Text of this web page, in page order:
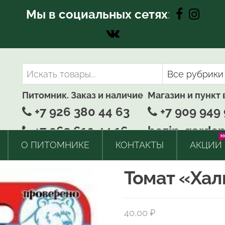
Мы в социальных сетях:
Питомник. Заказ и наличие
+7 926 380 44 63
+7 963 610 44 16
Магазин и пункт
+7 909 949
bozin-
О ПИТОМНИКЕ КОНТАКТЫ АКЦИИ
Томат
40,00 ₽